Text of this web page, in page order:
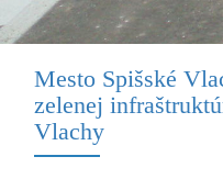
Mesto Spišské
zelenej
Vlachy